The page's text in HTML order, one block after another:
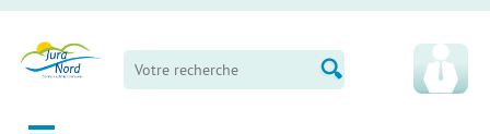
Panneau de gestion des cookies